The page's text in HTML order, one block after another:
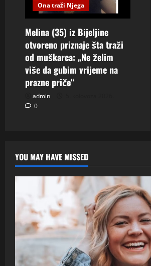
Ona traži Njega
Melina (35) iz Bijeljine
otvoreno priznaje šta traži
od muškarca: „Ne želim
više da gubim vrijeme na
prazne priče“
admin
0
YOU MAY HAVE MISSED